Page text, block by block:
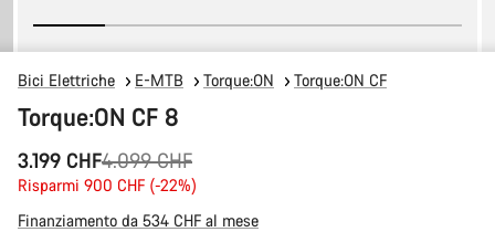
Bici Elettriche E-MTB Torque:ON Torque:ON CF
Torque:ON CF 8
3.199 CHF
Prezzo
originale
4.099 CHF
Risparmi 900 CHF (-22%)
Finanziamento da 534 CHF al mese